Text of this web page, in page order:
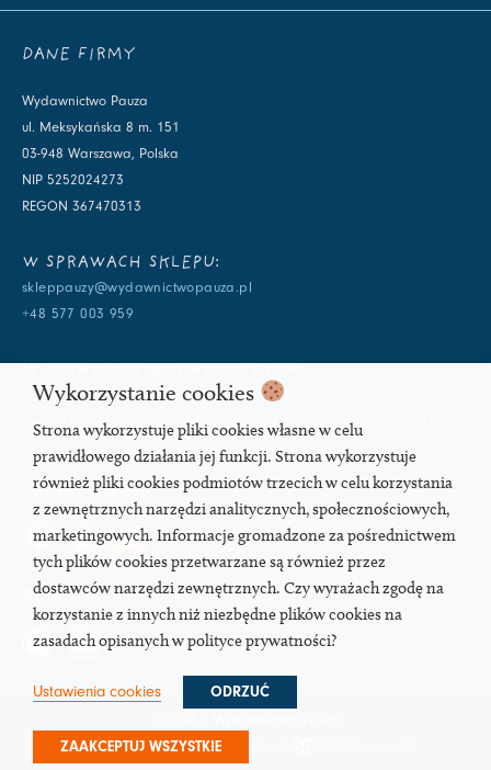
DANE FIRMY
Wydawnictwo Pauza
ul. Meksykańska 8 m. 151
03-948 Warszawa, Polska
NIP 5252024273
REGON 367470313
W SPRAWACH SKLEPU:
skleppauzy@wydawnictwopauza.pl
+48 577 003 959
info@wydawnictwopauza.pl
+48 501 177 119 (czynny w dni powszednie w godzinach 11-15,
proszę o wysłanie wiadomości SMS, gdybym nie odbierała)
SOCIAL MEDIA
PODCAST
Strona pod troskliwymi skrzydłami
Wykorzystanie cookies
Strona wykorzystuje pliki cookies własne w celu
prawidłowego działania jej funkcji. Strona wykorzystuje
również pliki cookies podmiotów trzecich w celu korzystania
z zewnętrznych narzędzi analitycznych, społecznościowych,
marketingowych. Informacje gromadzone za pośrednictwem
tych plików cookies przetwarzane są również przez
dostawców narzędzi zewnętrznych. Czy wyrażach zgodę na
korzystanie z innych niż niezbędne plików cookies na
zasadach opisanych w polityce prywatności?
Ustawienia cookies ODRZUĆ
ZAAKCEPTUJ WSZYSTKIE